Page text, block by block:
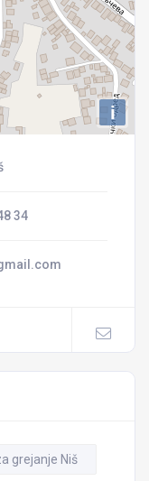
i
34
grejanje Niš